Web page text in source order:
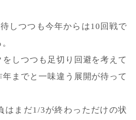
しつつも今年からは10回戦で
しつつも足切り回避を考えて
までと一味違う展開が待って
はまだ1/3が終わっただけの状